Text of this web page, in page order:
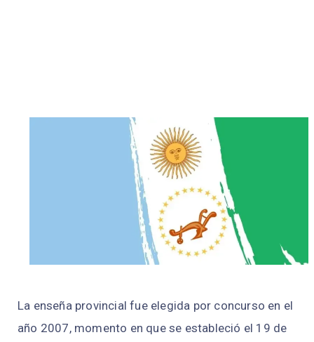
La enseña provincial fue elegida por concurso en el
año 2007, momento en que se estableció el 19 de